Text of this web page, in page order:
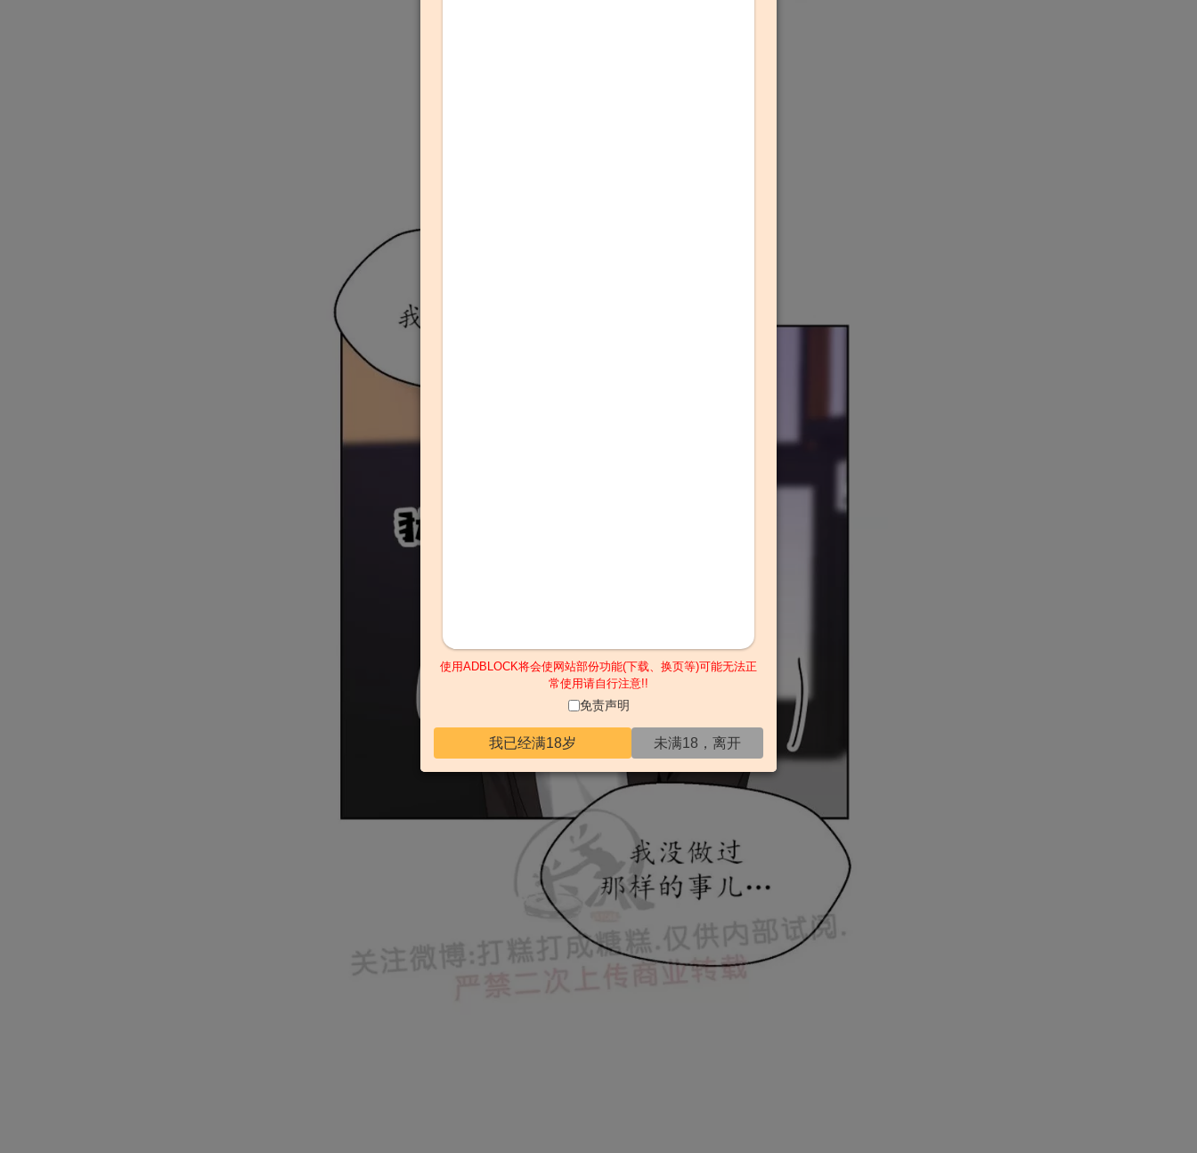
使用ADBLOCK将会使网站部份功能(下载、换页等)可能无法正
常使用请自行注意!!
免责声明
我已经满18岁 未满18，离开